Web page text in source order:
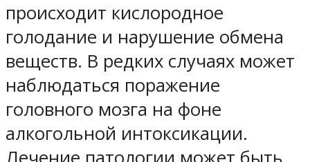
происходит кислородное
голодание и нарушение обмена
веществ. В редких случаях может
наблюдаться поражение
головного мозга на фоне
алкогольной интоксикации.